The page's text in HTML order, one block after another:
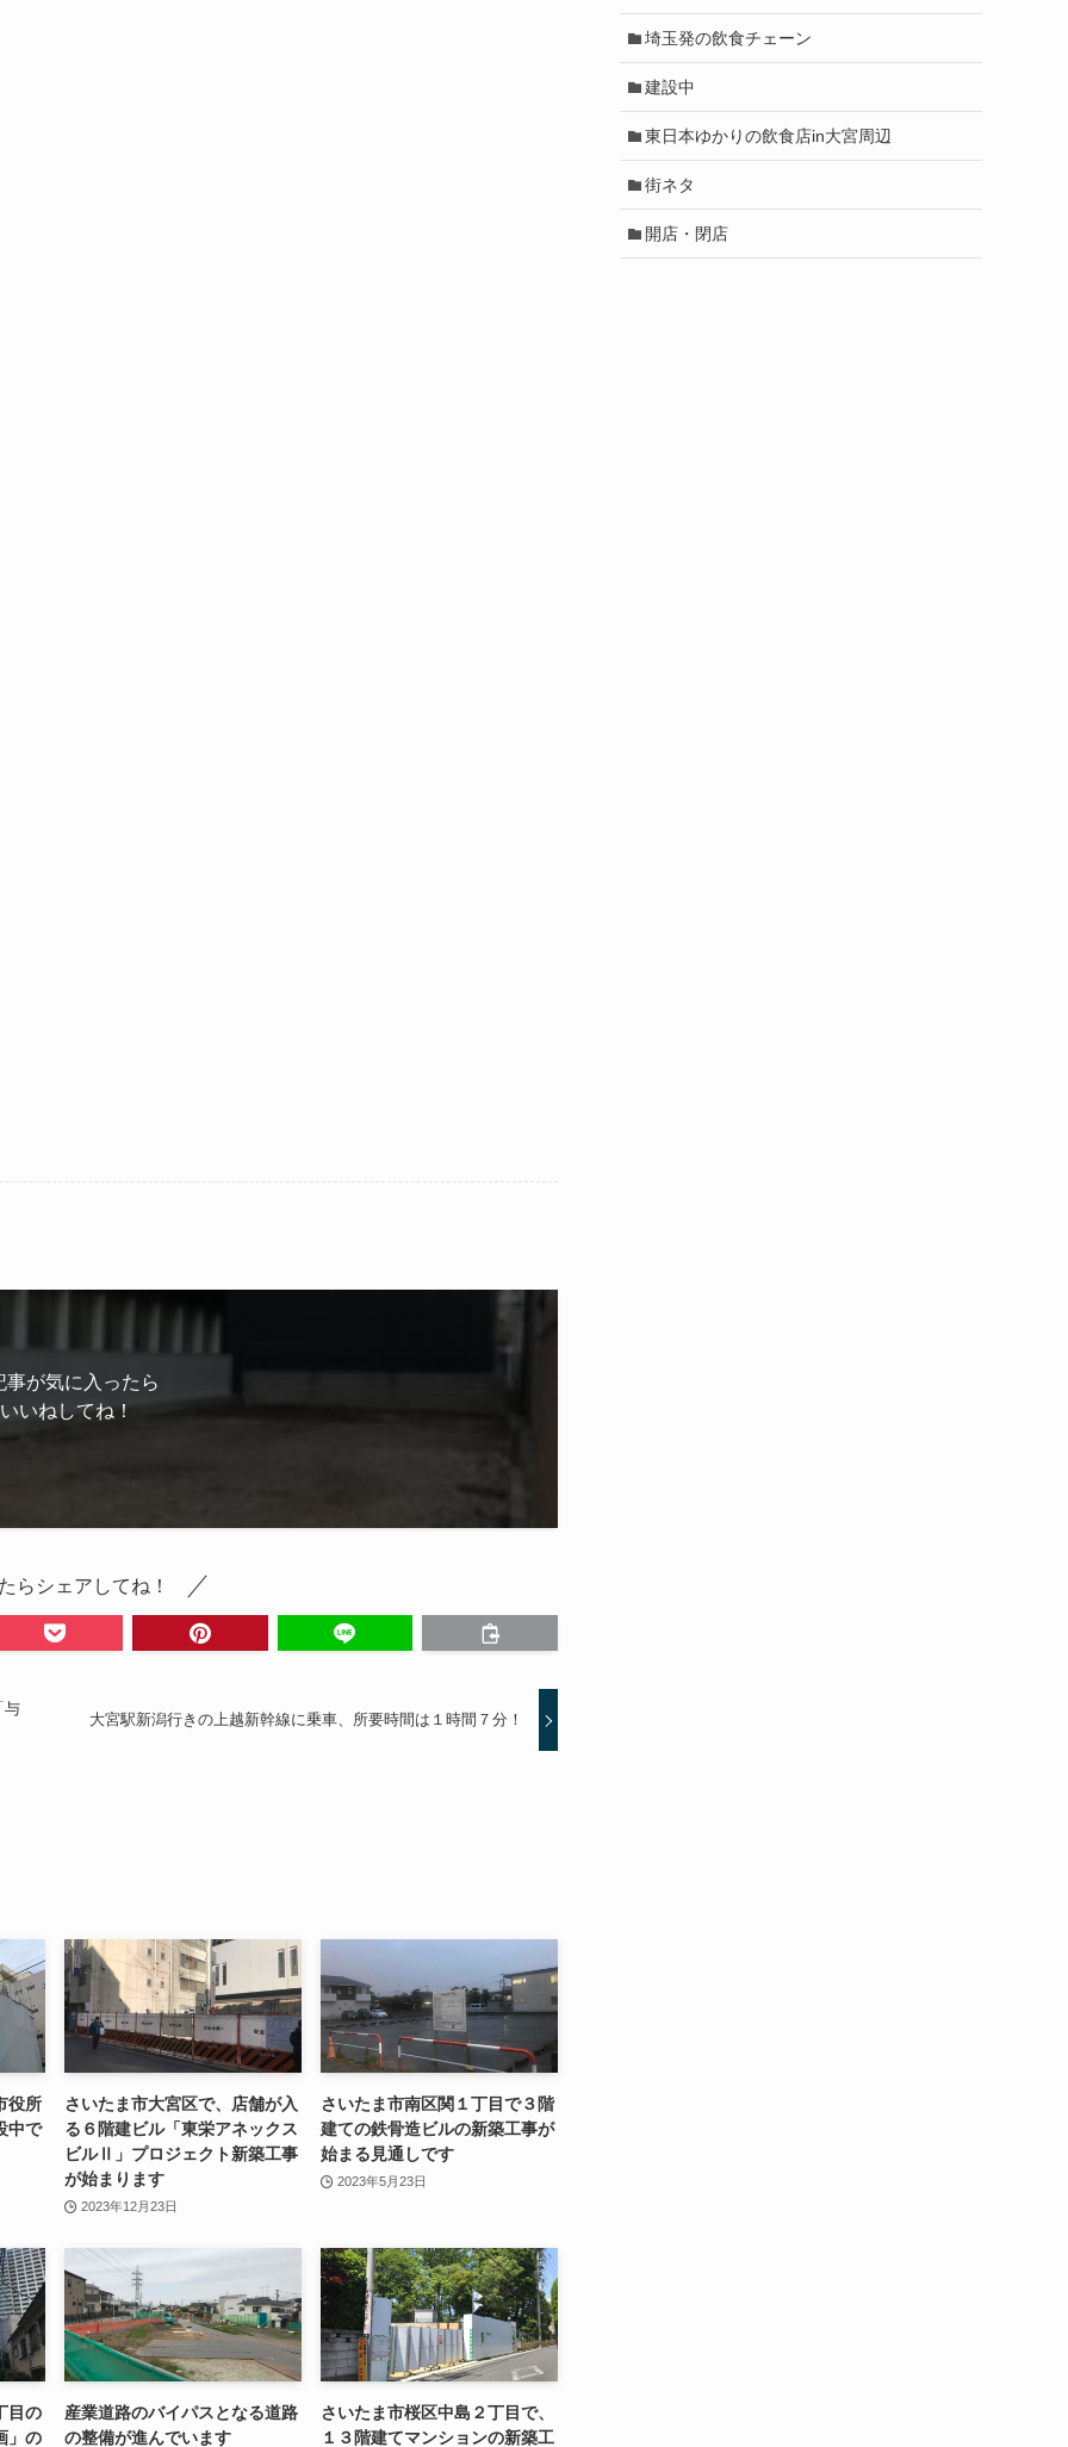
事が気に入ったら
いねしてね！
らシェアしてね！
与
大宮駅新潟行きの上越新幹線に乗車、所要時間は１時間７分！
役所
中で
さいたま市大宮区で、店舗が入
る６階建ビル「東栄アネックス
ビルⅡ」プロジェクト新築工事
が始まります
2023年12月23日
さいたま市南区関１丁目で３階
建ての鉄骨造ビルの新築工事が
始まる見通しです
2023年5月23日
目の
」の
産業道路のバイパスとなる道路
の整備が進んでいます
さいたま市桜区中島２丁目で、
１３階建てマンションの新築工
埼玉発の飲食チェーン
建設中
東日本ゆかりの飲食店in大宮周辺
街ネタ
開店・閉店